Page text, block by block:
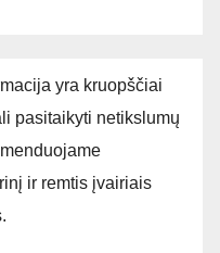
yra kruopščiai
pasitaikyti netikslumų
ir remtis įvairiais